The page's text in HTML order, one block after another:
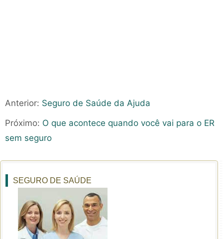
Anterior: Seguro de Saúde da Ajuda
Próximo: O que acontece quando você vai para o ER
sem seguro
SEGURO DE SAÚDE